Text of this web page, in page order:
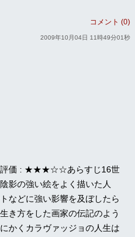
コメント (0)
2009年10月04日 11時49分01秒
評価 : ★★★☆☆あらすじ16世
影の強い絵をよく描いた人
などに強い影響を及ぼしたら
き方をした画家の伝記のよう
かくカラヴァッジョの人生は